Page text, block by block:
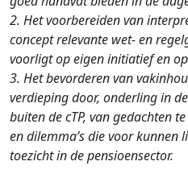
2. Het voorbereiden van
concept relevante wet- en
voorligt op eigen initiatief en
3. Het bevorderen van
verdieping door, onderling in
buiten de cTP, van gedachten
en dilemma’s die voor kunnen
toezicht in de pensioensector.